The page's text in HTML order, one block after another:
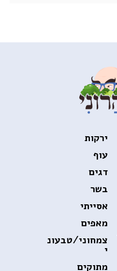
ירקות
עוף
דגים
בשר
אסייתי
מאפים
צמחוני/טבעונ
י
מתוקים